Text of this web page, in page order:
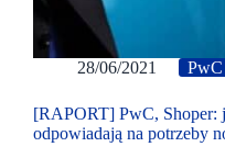
28/06/2021 PwC
[RAPORT] PwC, Shoper:
odpowiadają na potrzeby